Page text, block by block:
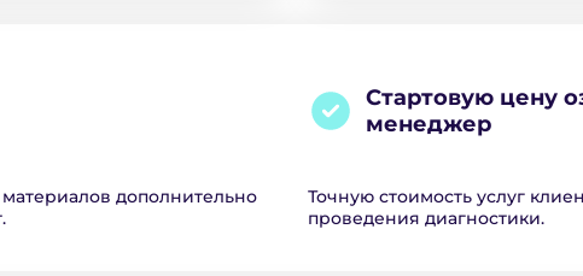
дополнительно
Стартовую цену
менеджер
Точную стоимость услуг
проведения диагностики.